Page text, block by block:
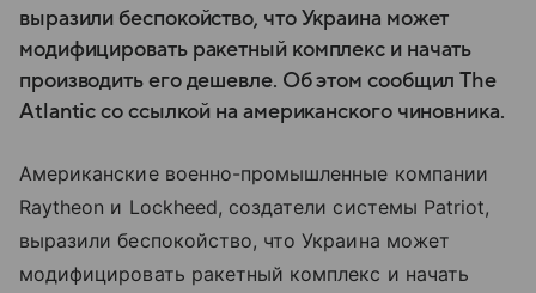
выразили беспокойство, что Украина может
модифицировать ракетный комплекс и начать
производить его дешевле. Об этом сообщил The
Atlantic со ссылкой на американского чиновника.
Американские военно-промышленные компании
Raytheon и Lockheed, создатели системы Patriot,
выразили беспокойство, что Украина может
модифицировать ракетный комплекс и начать